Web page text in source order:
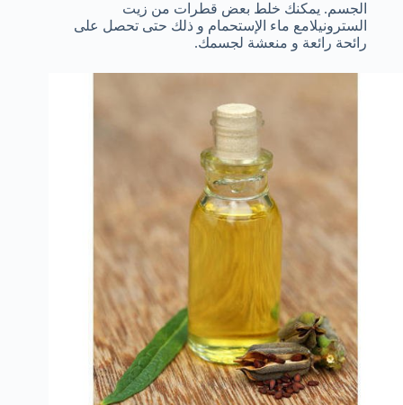
الجسم. يمكنك خلط بعض قطرات من زيت
السترونيلامع ماء الإستحمام و ذلك حتى تحصل على
رائحة رائعة و منعشة لجسمك.